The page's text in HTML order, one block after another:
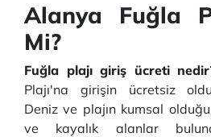
Alanya Fuğla
Mi?
Fuğla plajı giriş ücreti
Plajı'na girişin ücretsiz
Deniz ve plajın kumsal
ve kayalık alanlar